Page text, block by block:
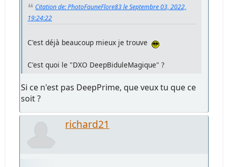
Citation de: PhotoFauneFlore83 le Septembre 03, 2022,
19:24:22
C'est déjà beaucoup mieux je trouve
C'est quoi le "DXO DeepBiduleMagique" ?
Si ce n'est pas DeepPrime, que veux tu que ce
soit ?
richard21